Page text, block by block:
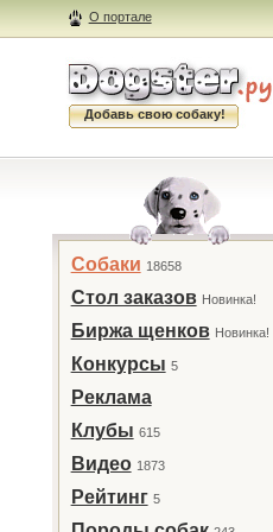
О портале
Добавь свою собаку!
Собаки 18658
Стол заказов Новинка!
Биржа щенков Новинка!
Конкурсы 5
Реклама
Клубы 615
Видео 1873
Рейтинг 5